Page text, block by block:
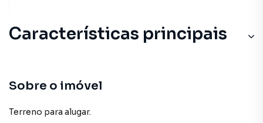
Características principais
Sobre o imóvel
Terreno para alugar.